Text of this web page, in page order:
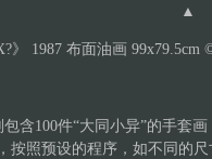
▲
》 1987 布面油画
含100件“大同小异”的手套
按照预设的程序，如不同的